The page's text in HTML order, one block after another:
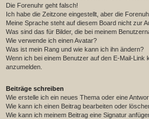
Die Forenuhr geht falsch!
Ich habe die Zeitzone eingestellt, aber die
Meine Sprache steht auf diesem Board nicht zur
Was sind das für Bilder, die bei meinem
Wie verwende ich einen Avatar?
Was ist mein Rang und wie kann ich ihn ändern?
Wenn ich bei einem Benutzer auf den E-Mail-
anzumelden.
Beiträge schreiben
Wie erstelle ich ein neues Thema oder eine
Wie kann ich einen Beitrag bearbeiten oder
Wie kann ich meinem Beitrag eine Signatur